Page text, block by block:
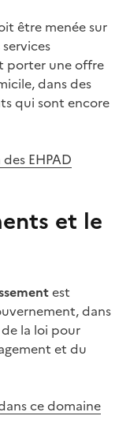
être menée sur
porter une offre
dans des
qui sont encore
EHPAD
et le
est
dans
la loi pour
et du
ce domaine